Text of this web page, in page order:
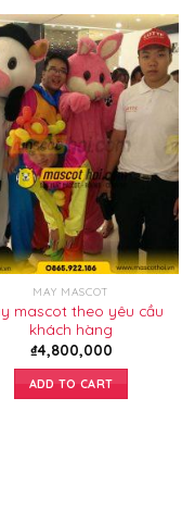
MAY MASCOT
mascot theo yêu cầu
khách hàng
₫4,800,000
ADD TO CART